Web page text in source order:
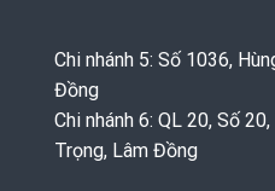
Chi nhánh 5: Số 1036,
Đồng
Chi nhánh 6: QL 20, Số
Trọng, Lâm Đồng